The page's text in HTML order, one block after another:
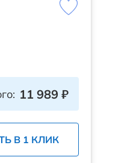
11 989 ₽
В 1 КЛИК